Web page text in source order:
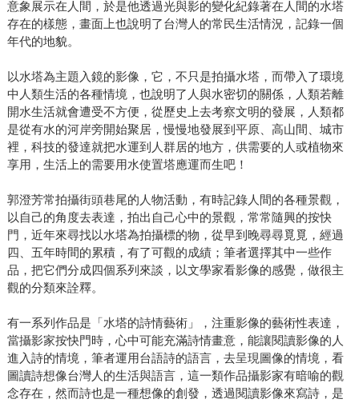
意象展示在人間，於是他透過光與影的變化紀錄著在人間的水塔
存在的樣態，畫面上也說明了台灣人的常民生活情況，記錄一個
年代的地貌。
以水塔為主題入鏡的影像，它，不只是拍攝水塔，而帶入了環境
中人類生活的各種情境，也說明了人與水密切的關係，人類若離
開水生活就會遭受不方便，從歷史上去考察文明的發展，人類都
是從有水的河岸旁開始聚居，慢慢地發展到平原、高山間、城市
裡，科技的發達就把水運到人群居的地方，供需要的人或植物來
享用，生活上的需要用水使置塔應運而生吧！
郭澄芳常拍攝街頭巷尾的人物活動，有時記錄人間的各種景觀，
以自己的角度去表達，拍出自己心中的景觀，常常隨興的按快
門，近年來尋找以水塔為拍攝標的物，從早到晚尋尋覓覓，經過
四、五年時間的累積，有了可觀的成績；筆者選擇其中一些作
品，把它們分成四個系列來談，以文學家看影像的感覺，做很主
觀的分類來詮釋。
有一系列作品是「水塔的詩情藝術」，注重影像的藝術性表達，
當攝影家按快門時，心中可能充滿詩情畫意，能讓閱讀影像的人
進入詩的情境，筆者運用台語詩的語言，去呈現圖像的情境，看
圖讀詩想像台灣人的生活與語言，這一類作品攝影家有暗喻的觀
念存在，然而詩也是一種想像的創發，透過閱讀影像來寫詩，是